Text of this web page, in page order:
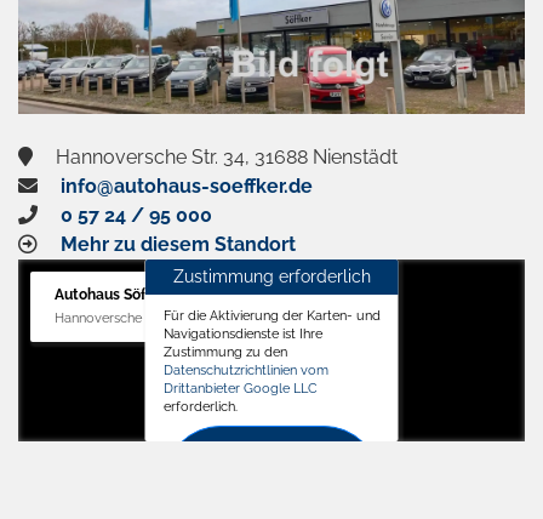
Hannoversche Str. 34, 31688 Nienstädt
info@autohaus-soeffker.de
0 57 24 / 95 000
Mehr zu diesem Standort
Autohaus Söffker GmbH
Hannoversche Str. 34, 31688 Nienstädt
Zustimmung erforderlich
Für die Aktivierung der Karten- und
Navigationsdienste ist Ihre
Zustimmung zu den
Datenschutzrichtlinien vom
Drittanbieter Google LLC
erforderlich.